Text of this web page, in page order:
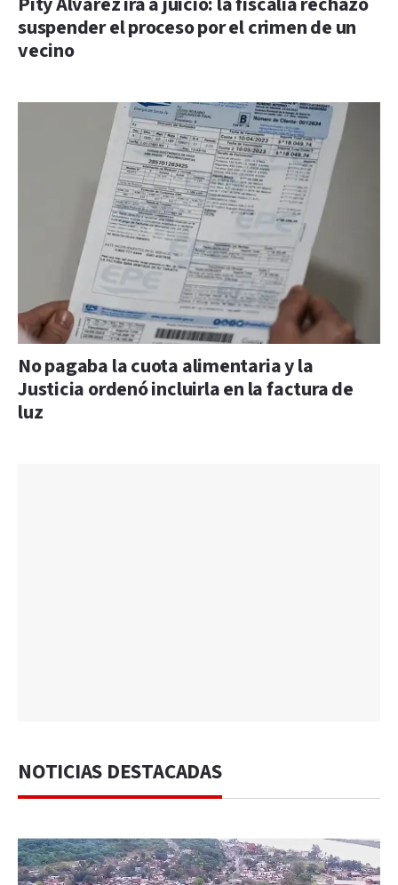
Pity Álvarez irá a juicio: la fiscalía rechazó
suspender el proceso por el crimen de un
vecino
No pagaba la cuota alimentaria y la
Justicia ordenó incluirla en la factura de
luz
NOTICIAS DESTACADAS